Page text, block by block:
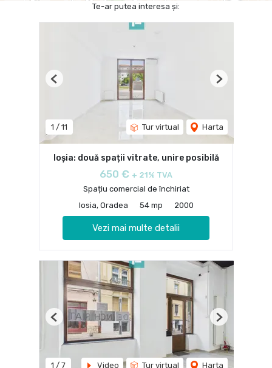
Te-ar putea interesa și:
1 / 11 Tur virtual Harta
Previous Next
Ioșia: două spații vitrate, unire posibilă
650 € + 21% TVA
Spațiu comercial de închiriat
Iosia, Oradea
54 mp 2000
Vezi mai multe detalii
1 / 7 Video Tur virtual Harta
Previous Next